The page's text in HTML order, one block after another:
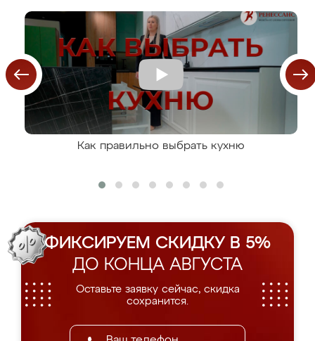
Как правильно выбрать кухню
ФИКСИРУЕМ СКИДКУ В 5%
ДО КОНЦА АВГУСТА
Оставьте заявку сейчас, скидка
сохранится.